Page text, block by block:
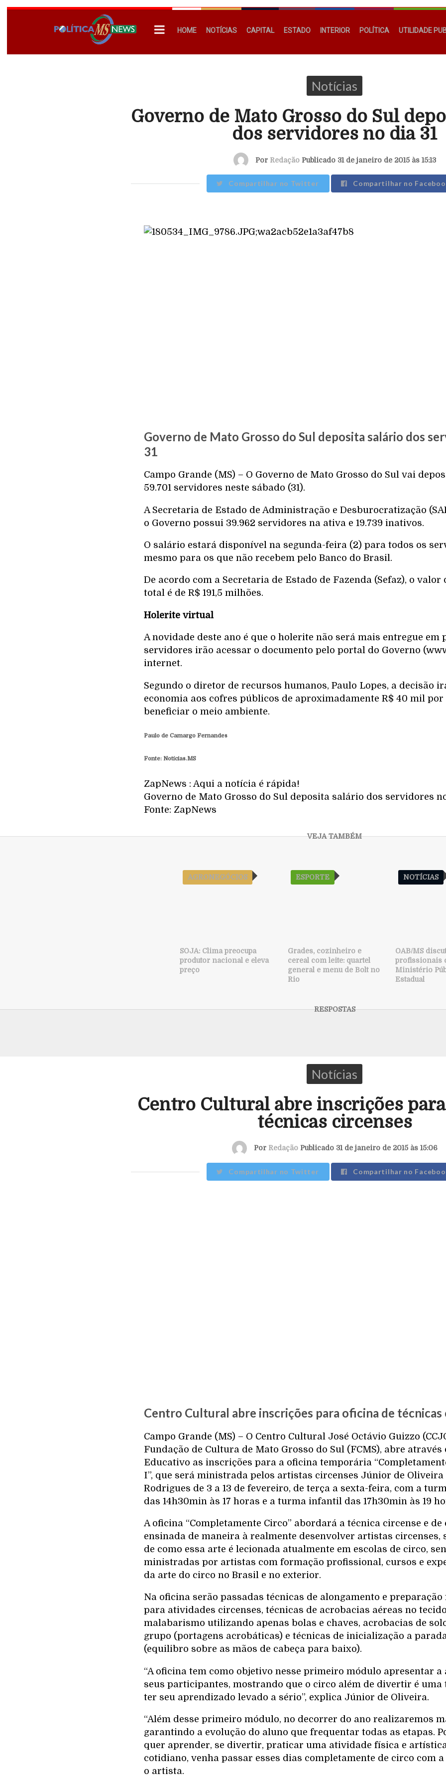
HOME NOTÍCIAS CAPITAL ESTADO INTERIOR POLÍTICA UTILIDADE
Notícias
Governo de Mato Grosso do Sul
dos servidores no dia 31
Por RedaçãoPublicado 31 de janeiro de 2015 às 15:13
Compartilhar no Twitter Compartilhar no
Governo de Mato Grosso do Sul deposita salário dos
31
Campo Grande (MS) – O Governo de Mato Grosso do Sul vai
59.701 servidores neste sábado (31).
A Secretaria de Estado de Administração e Desburocratização
o Governo possui 39.962 servidores na ativa e 19.739 inativos.
O salário estará disponível na segunda-feira (2) para todos os
mesmo para os que não recebem pelo Banco do Brasil.
De acordo com a Secretaria de Estado de Fazenda (Sefaz), o
total é de R$ 191,5 milhões.
Holerite virtual
A novidade deste ano é que o holerite não será mais entregue em
servidores irão acessar o documento pelo portal do Governo
internet.
Segundo o diretor de recursos humanos, Paulo Lopes, a decisão
economia aos cofres públicos de aproximadamente R$ 40 mil por
beneficiar o meio ambiente.
Paulo de Camargo Fernandes
Fonte: Notícias.MS
ZapNews : Aqui a notícia é rápida!
Governo de Mato Grosso do Sul deposita salário dos servidores
Fonte: ZapNews
AGRONEGÓCIOS
SOJA: Clima preocupa
produtor nacional e eleva
preço
ESPORTE
Grades, cozinheiro e
cereal com leite: quartel
general e menu de Bolt no
Rio
NOTÍCIAS
OAB/MS
profissionais
Ministério
Estadual
Notícias
Centro Cultural abre inscrições
técnicas circenses
Por RedaçãoPublicado 31 de janeiro de 2015 às 15:06
Compartilhar no Twitter Compartilhar no
Centro Cultural abre inscrições para oficina de técnicas
Campo Grande (MS) – O Centro Cultural José Octávio Guizzo
Fundação de Cultura de Mato Grosso do Sul (FCMS), abre
Educativo as inscrições para a oficina temporária
I”, que será ministrada pelos artistas circenses Júnior de Oliveira
Rodrigues de 3 a 13 de fevereiro, de terça a sexta-feira, com a
das 14h30min às 17 horas e a turma infantil das 17h30min às 19
A oficina “Completamente Circo” abordará a técnica circense e de
ensinada de maneira à realmente desenvolver artistas circenses,
de como essa arte é lecionada atualmente em escolas de circo,
ministradas por artistas com formação profissional, cursos e
da arte do circo no Brasil e no exterior.
Na oficina serão passadas técnicas de alongamento e
para atividades circenses, técnicas de acrobacias aéreas no
malabarismo utilizando apenas bolas e chaves, acrobacias de
grupo (portagens acrobáticas) e técnicas de inicialização a
(equilibro sobre as mãos de cabeça para baixo).
“A oficina tem como objetivo nesse primeiro módulo apresentar a
seus participantes, mostrando que o circo além de divertir é uma
ter seu aprendizado levado a sério”, explica Júnior de Oliveira.
“Além desse primeiro módulo, no decorrer do ano realizaremos
garantindo a evolução do aluno que frequentar todas as etapas.
quer aprender, se divertir, praticar uma atividade física e
cotidiano, venha passar esses dias completamente de circo com a
o artista.